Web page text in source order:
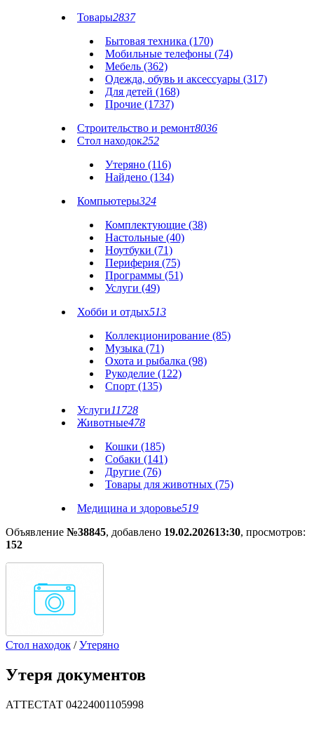
Товары2837
Бытовая техника (170)
Мобильные телефоны (74)
Мебель (362)
Одежда, обувь и аксессуары (317)
Для детей (168)
Прочие (1737)
Строительство и ремонт8036
Стол находок252
Утеряно (116)
Найдено (134)
Компьютеры324
Комплектующие (38)
Настольные (40)
Ноутбуки (71)
Периферия (75)
Программы (51)
Услуги (49)
Хобби и отдых513
Коллекционирование (85)
Музыка (71)
Охота и рыбалка (98)
Рукоделие (122)
Спорт (135)
Услуги11728
Животные478
Кошки (185)
Собаки (141)
Другие (76)
Товары для животных (75)
Медицина и здоровье519
Объявление №38845, добавлено 19.02.202613:30, просмотров:
152
Стол находок /Утеряно
Утеря документов
АТТЕСТАТ 04224001105998